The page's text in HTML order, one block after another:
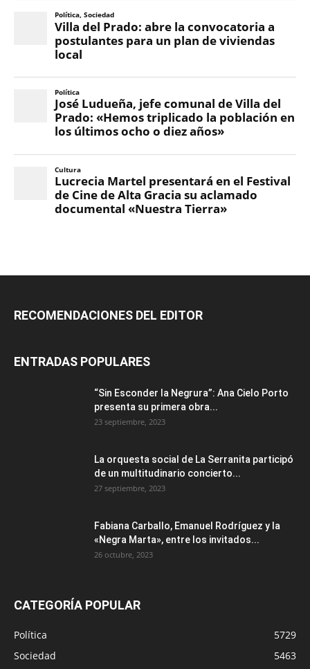
RECOMENDACIONES DEL EDITOR
ENTRADAS POPULARES
“Sin Esconder la Negrura”: Ana Cielo Porto
presenta su primera obra...
23 septiembre, 2023
La orquesta social de La Serranita participó
de un multitudinario concierto...
27 septiembre, 2023
Fabiana Carballo, Emanuel Rodríguez y la
«Negra Marta», entre los invitados...
26 octubre, 2023
CATEGORÍA POPULAR
Política
5729
Sociedad
5463